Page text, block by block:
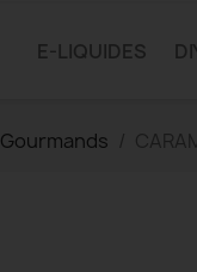
E-LIQUIDES
Gourmands